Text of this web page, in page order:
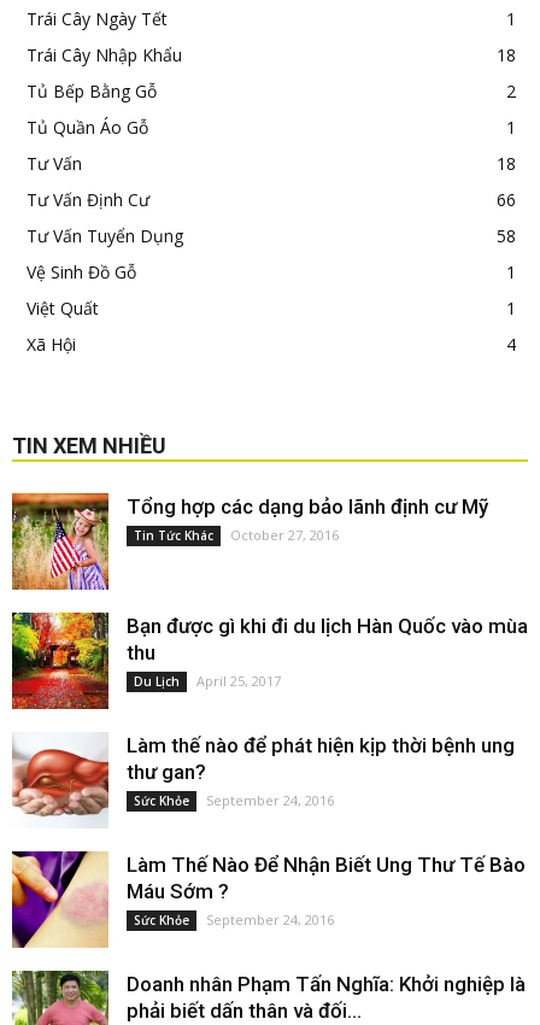
Trái Cây Ngày Tết
1
Trái Cây Nhập Khẩu
18
Tủ Bếp Bằng Gỗ
2
Tủ Quần Áo Gỗ
1
Tư Vấn
18
Tư Vấn Định Cư
66
Tư Vấn Tuyển Dụng
58
Vệ Sinh Đồ Gỗ
1
Việt Quất
1
Xã Hội
4
TIN XEM NHIỀU
Tổng hợp các dạng bảo lãnh định cư Mỹ
Tin Tức Khác October 27, 2016
Bạn được gì khi đi du lịch Hàn Quốc vào mùa
thu
Du Lịch April 25, 2017
Làm thế nào để phát hiện kịp thời bệnh ung
thư gan?
Sức Khỏe September 24, 2016
Làm Thế Nào Để Nhận Biết Ung Thư Tế Bào
Máu Sớm ?
Sức Khỏe September 24, 2016
Doanh nhân Phạm Tấn Nghĩa: Khởi nghiệp là
phải biết dấn thân và đối...